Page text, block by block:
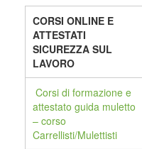
CORSI ONLINE E
ATTESTATI
SICUREZZA SUL
LAVORO
Corsi di formazione e
attestato guida muletto
– corso
Carrellisti/Mulettisti